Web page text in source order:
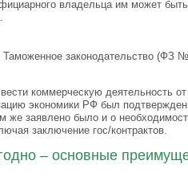
владельца им может быть
законодательство (ФЗ
коммерческую деятельность
экономики РФ был подтвержден
же заявлено было и о
заключение гос/контрактов.
– основные